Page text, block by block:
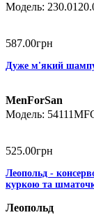
587.00грн
Дуже м'який
MenForSan
525.00грн
Леопольд -
куркою та
Леопольд